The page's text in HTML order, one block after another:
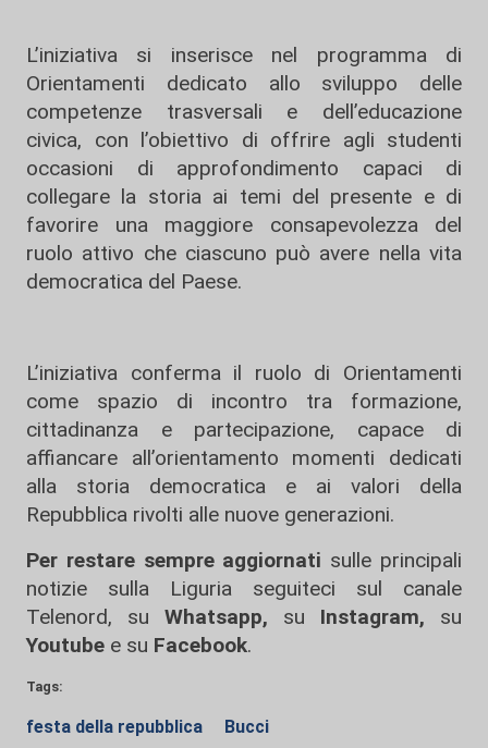
L’iniziativa si inserisce nel programma di
Orientamenti dedicato allo sviluppo delle
competenze trasversali e dell’educazione
civica, con l’obiettivo di offrire agli studenti
occasioni di approfondimento capaci di
collegare la storia ai temi del presente e di
favorire una maggiore consapevolezza del
ruolo attivo che ciascuno può avere nella vita
democratica del Paese.
L’iniziativa conferma il ruolo di Orientamenti
come spazio di incontro tra formazione,
cittadinanza e partecipazione, capace di
affiancare all’orientamento momenti dedicati
alla storia democratica e ai valori della
Repubblica rivolti alle nuove generazioni.
Per restare sempre aggiornati sulle principali
notizie sulla Liguria seguiteci sul canale
Telenord, su
Whatsapp, su Instagram, su
Youtube e su Facebook.
Tags:
festa della repubblica Bucci